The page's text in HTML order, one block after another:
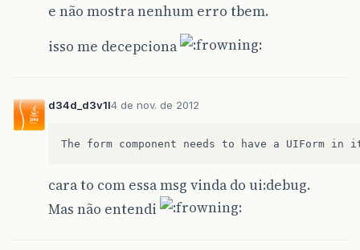
e não mostra nenhum erro tbem.
isso me decepciona
d34d_d3v1l4 de nov. de 2012
cara to com essa msg vinda do ui:debug.
Mas não entendi